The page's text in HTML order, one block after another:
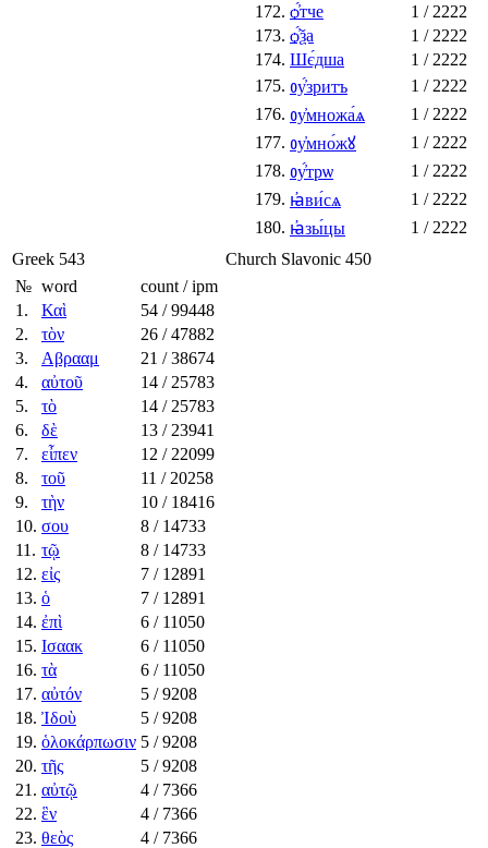
172. ѻ҆́тче 1 / 2222
173. ѻ҆́ѯа 1 / 2222
174. Шє́дша 1 / 2222
175. ᲂу҆́зритъ 1 / 2222
176. ᲂу҆множа́ѧ 1 / 2222
177. ᲂу҆мно́жꙋ 1 / 2222
178. ᲂу҆́трѡ 1 / 2222
179. ꙗ҆ви́сѧ 1 / 2222
180. ꙗ҆зы́цы 1 / 2222
Greek 543 Church Slavonic 450
№ word
count / ipm
1.
Καὶ 54 / 99448
2.
τὸν 26 / 47882
3.
Αβρααμ 21 / 38674
4.
αὐτοῦ 14 / 25783
5.
τὸ 14 / 25783
6.
δὲ 13 / 23941
7.
εἶπεν 12 / 22099
8.
τοῦ 11 / 20258
9.
τὴν 10 / 18416
10. σου 8 / 14733
11. τῷ 8 / 14733
12. εἰς 7 / 12891
13. ὁ 7 / 12891
14. ἐπὶ 6 / 11050
15. Ισαακ 6 / 11050
16. τὰ 6 / 11050
17. αὐτόν 5 / 9208
18. Ἰδοὺ 5 / 9208
19. ὁλοκάρπωσιν 5 / 9208
20. τῆς 5 / 9208
21. αὐτῷ 4 / 7366
22. ἓν 4 / 7366
23. θεὸς 4 / 7366